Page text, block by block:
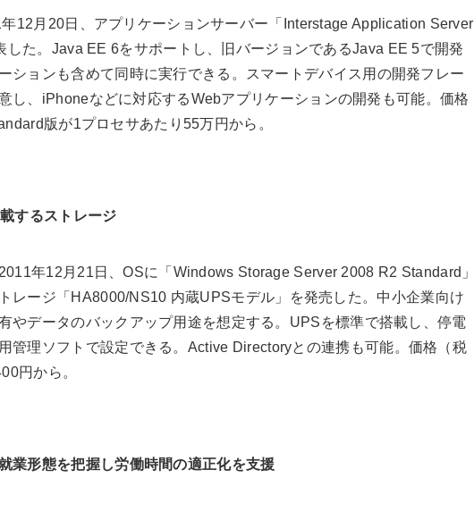
12月20日、アプリケーションサーバー「Interstage Application Server
した。Java EE 6をサポートし、旧バージョンであるJava EE 5で開発
ションも含めて同時に実行できる。スマートデバイス用の開発フレー
し、iPhoneなどに対応するWebアプリケーションの開発も可能。価格
版が1プロセサあたり55万円から。
するストレージ
年12月21日、OSに「Windows Storage Server 2008 R2 Standard」
レージ「HA8000/NS10 内蔵UPSモデル」を発売した。中小企業向け
やデータのバックアップ用途を想定する。UPSを標準で搭載し、停電
管理ソフトで設定できる。Active Directoryとの連携も可能。価格（税
円から。
業形態を把握し労働時間の適正化を支援